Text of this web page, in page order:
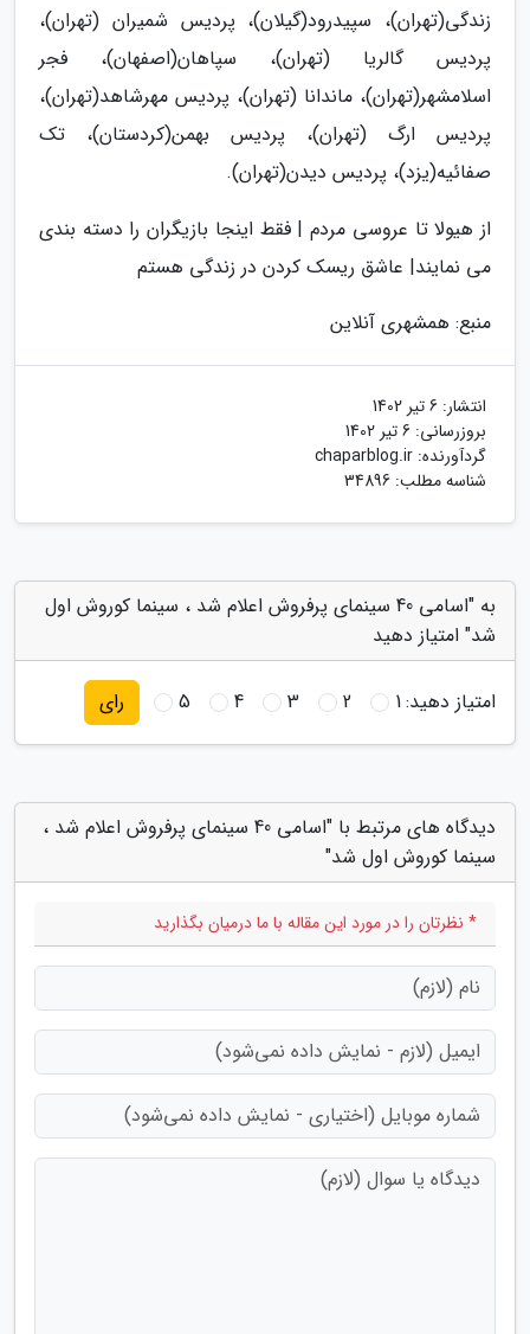
زندگی(تهران)، سپیدرود(گیلان)، پردیس شمیران (تهران)،
پردیس گالریا (تهران)، سپاهان(اصفهان)، فجر
اسلامشهر(تهران)، ماندانا (تهران)، پردیس مهرشاهد(تهران)،
پردیس ارگ (تهران)، پردیس بهمن(کردستان)، تک
صفائیه(یزد)، پردیس دیدن(تهران).
از هیولا تا عروسی مردم | فقط اینجا بازیگران را دسته بندی
می نمایند| عاشق ریسک کردن در زندگی هستم
منبع: همشهری آنلاین
انتشار: 6 تیر 1402
بروزرسانی: 6 تیر 1402
گردآورنده: chaparblog.ir
شناسه مطلب: 34896
به "اسامی 40 سینمای پرفروش اعلام شد ، سینما کوروش اول
شد" امتیاز دهید
امتیاز دهید:1
2
3
4
5 رای
دیدگاه های مرتبط با "اسامی 40 سینمای پرفروش اعلام شد ،
سینما کوروش اول شد"
* نظرتان را در مورد این مقاله با ما درمیان بگذارید